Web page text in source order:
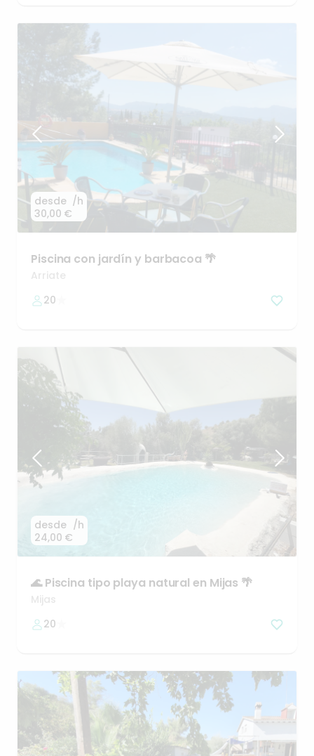
desde
30,00 €
/h
Piscina con jardín y barbacoa 🌴
Arriate
20
desde
24,00 €
/h
🌊 Piscina tipo playa natural en Mijas 🌴
Mijas
20